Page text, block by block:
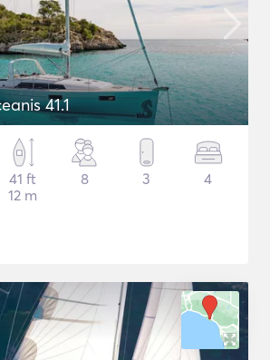
41.1
41 ft
12 m
8 3 4